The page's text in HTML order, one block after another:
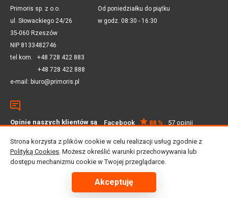
Primoris sp. z o.o.
ul. Słowackiego 24/26
35-060 Rzeszów
NIP 8133482746
tel kom. +48 728 422 883
+48 728 422 888
e-mail: biuro@primoris.pl
Od poniedziałku do piątku
w godz. 08:30 - 16:30
Opinie naszych klientów są
Facebook 88 %
57 opinii
© 2025 Primoris Sp. z o.o. Wszystkie prawa zastrzeżone
Lemonade Studio
Strona korzysta z plików cookie w celu realizacji usług zgodnie z
Polityką Cookies. Możesz określić warunki przechowywania lub
dostępu mechanizmu cookie w Twojej przeglądarce.
Akceptuję